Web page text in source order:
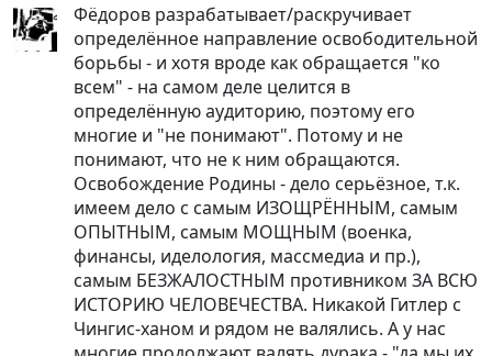
Фёдоров разрабатывает/раскручивает
определённое направление освободительной
борьбы - и хотя вроде как обращается "ко
всем" - на самом деле целится в
определённую аудиторию, поэтому его
многие и "не понимают". Потому и не
понимают, что не к ним обращаются.
Освобождение Родины - дело серьёзное, т.к.
имеем дело с самым ИЗОЩРЁННЫМ, самым
ОПЫТНЫМ, самым МОЩНЫМ (военка,
финансы, иделология, массмедиа и пр.),
самым БЕЗЖАЛОСТНЫМ противником ЗА ВСЮ
ИСТОРИЮ ЧЕЛОВЕЧЕСТВА. Никакой Гитлер с
Чингис-ханом и рядом не валялись. А у нас